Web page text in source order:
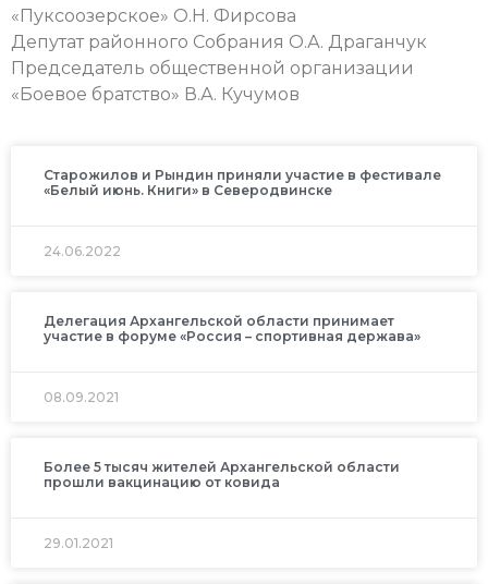
«Пуксоозерское» О.Н. Фирсова
Депутат районного Собрания О.А. Драганчук
Председатель общественной организации
«Боевое братство» В.А. Кучумов
Старожилов и Рындин приняли участие в фестивале
«Белый июнь. Книги» в Северодвинске
24.06.2022
Делегация Архангельской области принимает
участие в форуме «Россия – спортивная держава»
08.09.2021
Более 5 тысяч жителей Архангельской области
прошли вакцинацию от ковида
29.01.2021